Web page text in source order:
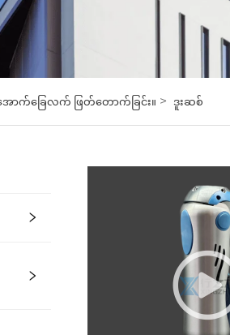
ောက်ခြေလက် ဖြတ်တောက်ခြင်း။ > ဒူးဆစ်